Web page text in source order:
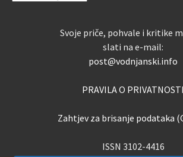
Svoje priče, pohvale i kritike
slati na e-mail:
post@vodnjanski.info
PRAVILA O PRIVATNOSTI
Zahtjev za brisanje podataka
ISSN 3102-4416